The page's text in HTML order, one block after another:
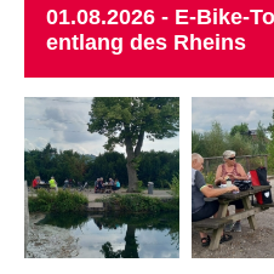
01.08.2026 - E-Bike-
entlang des Rheins